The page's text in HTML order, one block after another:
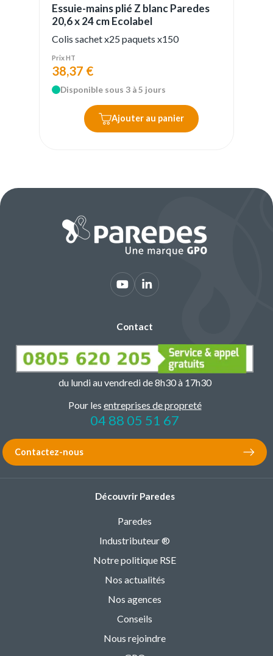
Essuie-mains plié Z blanc Paredes
20,6 x 24 cm Ecolabel
Colis sachet x25 paquets x150
Prix HT
38,37 €
Disponible sous 3 à 5 jours
Ajouter au panier
Contact
du lundi au vendredi de 8h30 à 17h30
Pour les entreprises de propreté
04 88 05 51 67
Contactez-nous
Découvrir Paredes
Paredes
Industributeur ®
Notre politique RSE
Nos actualités
Nos agences
Conseils
Nous rejoindre